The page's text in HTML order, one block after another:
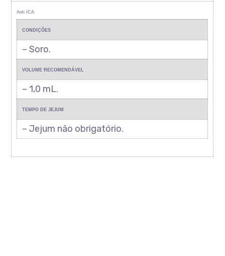
Anti ICA
CONDIÇÕES
– Soro.
VOLUME RECOMENDÁVEL
– 1,0 mL.
TEMPO DE JEJUM
– Jejum não obrigatório.